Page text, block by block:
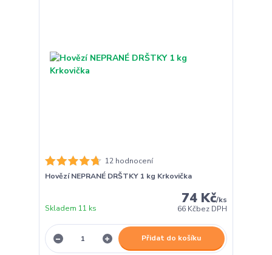
12 hodnocení
Hovězí NEPRANÉ DRŠTKY 1 kg Krkovička
74 Kč/ks
66 Kčbez DPH
Skladem 11 ks
Přidat do košíku